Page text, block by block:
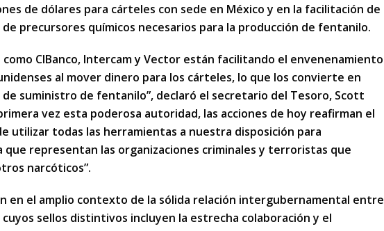
de dólares para cárteles con sede en México y en la facilitación de
de precursores químicos necesarios para la producción de fentanilo.
CIBanco, Intercam y Vector están facilitando el envenenamiento
al mover dinero para los cárteles, lo que los convierte en
de suministro de fentanilo”, declaró el secretario del Tesoro, Scott
vez esta poderosa autoridad, las acciones de hoy reafirman el
utilizar todas las herramientas a nuestra disposición para
que representan las organizaciones criminales y terroristas que
narcóticos”.
en el amplio contexto de la sólida relación intergubernamental entre
cuyos sellos distintivos incluyen la estrecha colaboración y el